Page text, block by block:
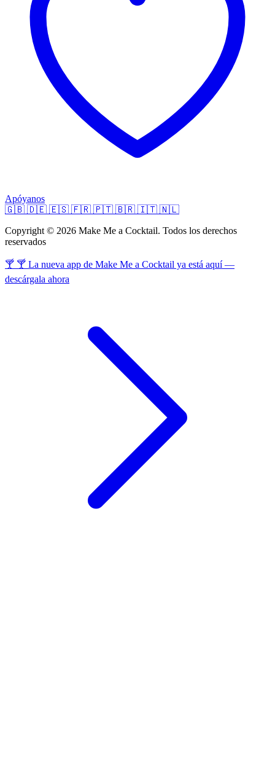
Apóyanos
🇬🇧 🇩🇪 🇪🇸 🇫🇷 🇵🇹 🇧🇷 🇮🇹 🇳🇱
Copyright © 2026 Make Me a Cocktail. Todos los derechos
reservados
🍸 🍸 La nueva app de Make Me a Cocktail ya está aquí —
descárgala ahora